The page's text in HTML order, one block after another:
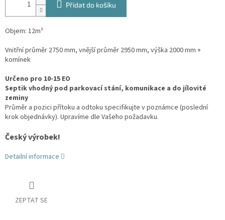
Přidat do košíku
Objem: 12m³
Vnitřní průměr 2750 mm, vnější průměr 2950 mm, výška 2000 mm +
komínek
Určeno pro 10-15 EO
Septik vhodný pod parkovací stání, komunikace a do jílovité
zeminy
Průměr a pozici přítoku a odtoku specifikujte v poznámce (poslední
krok objednávky). Upravíme dle Vašeho požadavku.
Český výrobek!
Detailní informace
ZEPTAT SE